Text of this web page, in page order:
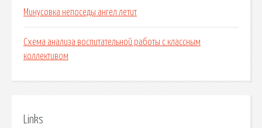
Минусовка непоседы ангел летит
Схема анализа воспитательной работы с классным
коллективом
Links